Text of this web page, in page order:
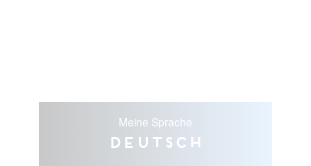
Meine Sprache
Deutsch